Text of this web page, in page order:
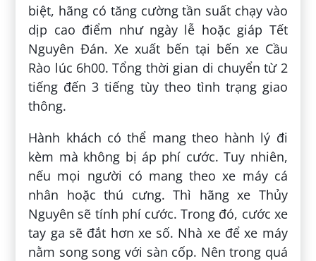
biệt, hãng có tăng cường tần suất chạy vào
dịp cao điểm như ngày lễ hoặc giáp Tết
Nguyên Đán. Xe xuất bến tại bến xe Cầu
Rào lúc 6h00. Tổng thời gian di chuyển từ 2
tiếng đến 3 tiếng tùy theo tình trạng giao
thông.
Hành khách có thể mang theo hành lý đi
kèm mà không bị áp phí cước. Tuy nhiên,
nếu mọi người có mang theo xe máy cá
nhân hoặc thú cưng. Thì hãng xe Thủy
Nguyên sẽ tính phí cước. Trong đó, cước xe
tay ga sẽ đắt hơn xe số. Nhà xe để xe máy
nằm song song với sàn cốp. Nên trong quá